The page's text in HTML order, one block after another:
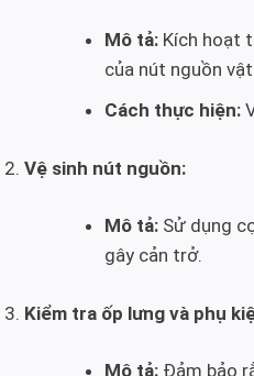
Mô tả: Kích hoạt
của nút nguồn vật
Cách thực hiện:
Vệ sinh nút nguồn:
Mô tả: Sử dụng
gây cản trở.
Kiểm tra ốp lưng và phụ
Mô tả: Đảm bảo